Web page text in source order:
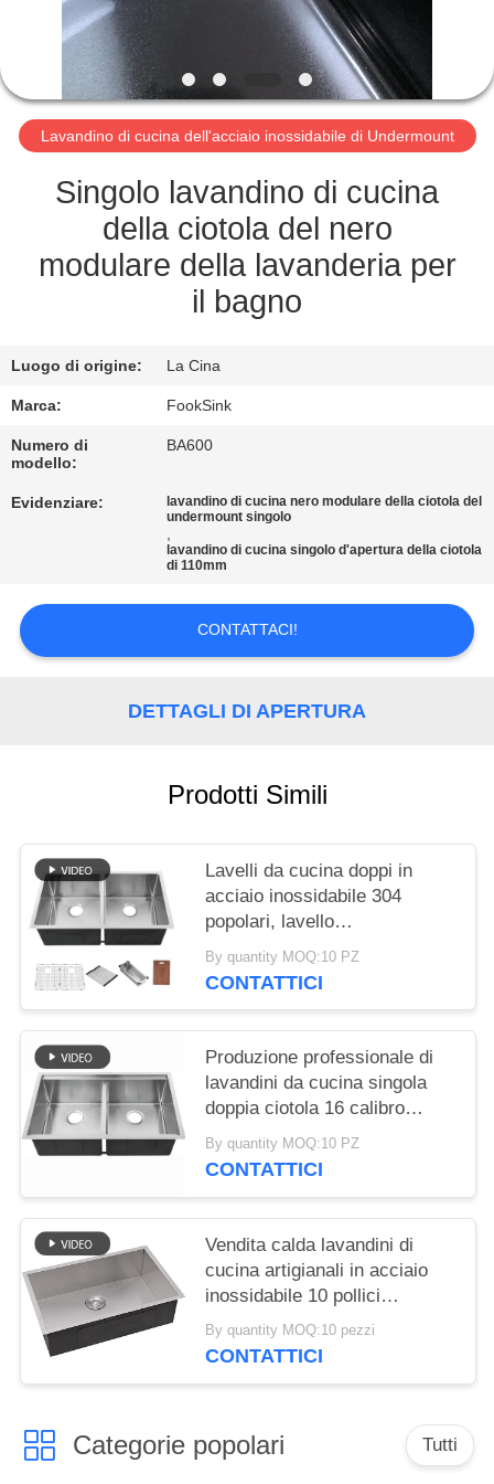
CONTROLLO
QUALITÀ
CONTATTICI
RICHIEDA
UNA
MAPPA
DEL
SITO
PRIVACY
Lavandino di cucina dell'acciaio inossidabile di Undermount
Singolo lavandino di cucina
della ciotola del nero
modulare della lavanderia per
il bagno
Luogo di origine: La Cina
Marca: FookSink
Numero di
modello:
BA600
Evidenziare:
lavandino di cucina nero modulare della ciotola del
undermount singolo
,
lavandino di cucina singolo d'apertura della ciotola
di 110mm
CONTATTACI!
DETTAGLI DI APERTURA
Prodotti Simili
Lavelli da cucina doppi in
acciaio inossidabile 304
popolari, lavello
multifunzionale con accessori
By quantity MOQ:10 PZ
CONTATTICI
Produzione professionale di
lavandini da cucina singola
doppia ciotola 16 calibro
lavandini in acciaio
inossidabile sotto il bancone
di lavoro 10 pollici profondo
lavandino sottoterra
By quantity MOQ:10 PZ
CONTATTICI
Vendita calda lavandini di
cucina artigianali in acciaio
inossidabile 10 pollici
profondo Sus304 lavandino
per la cucina appartamento
By quantity MOQ:10 pezzi
CONTATTICI
Categorie popolari Tutti